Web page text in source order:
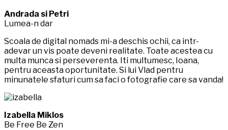
Andrada si Petri
Lumea-n dar
Scoala de digital nomads mi-a deschis ochii, ca intr-
adevar un vis poate deveni realitate. Toate acestea cu
multa munca si perseverenta. Iti multumesc, Ioana,
pentru aceasta oportunitate. Si lui Vlad pentru
minunatele sfaturi cum sa faci o fotografie care sa vanda!
Izabella Miklos
Be Free Be Zen